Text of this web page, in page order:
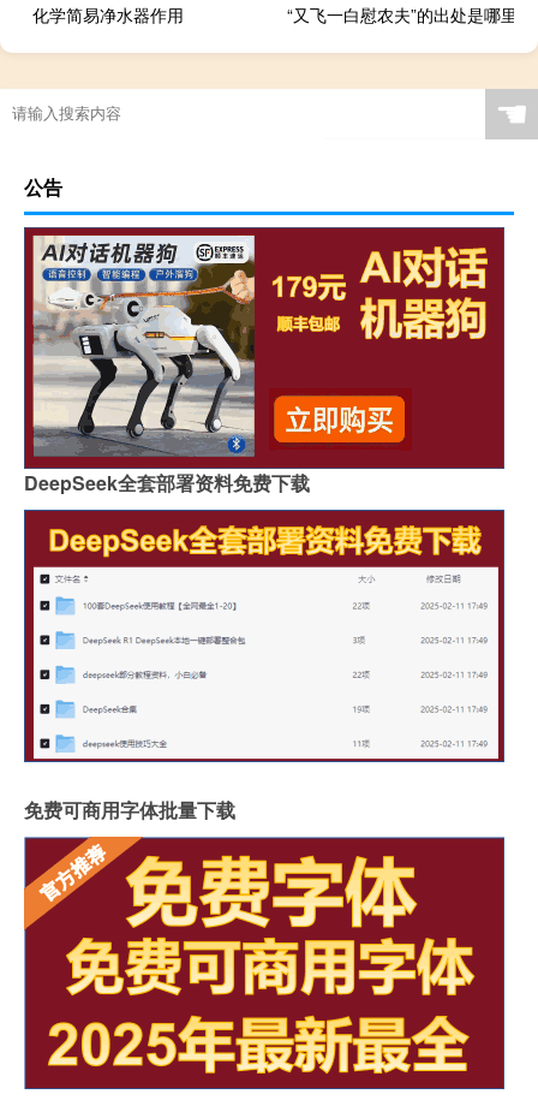
化学简易净水器作用
“又飞一白慰农夫”的出处是哪里
☚
公告
DeepSeek全套部署资料免费下载
免费可商用字体批量下载